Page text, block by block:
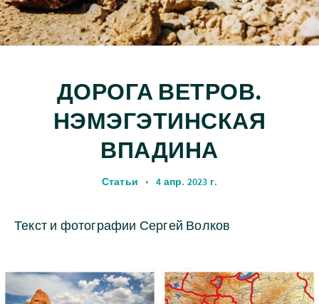
ДОРОГА ВЕТРОВ.
НЭМЭГЭТИНСКАЯ
ВПАДИНА
Статьи • 4 апр. 2023 г.
Текст и фотографии Сергей Волков